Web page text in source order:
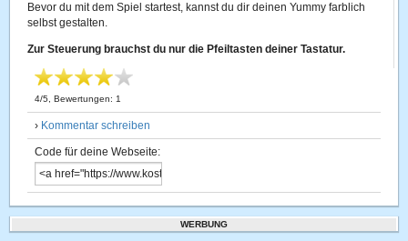
Bevor du mit dem Spiel startest, kannst du dir deinen Yummy farblich
selbst gestalten.
Zur Steuerung brauchst du nur die Pfeiltasten deiner Tastatur.
4/5 , Bewertungen: 1
› Kommentar schreiben
Code für deine Webseite:
WERBUNG